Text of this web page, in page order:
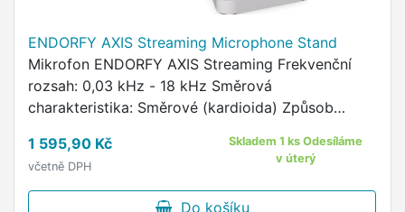
ENDORFY AXIS Streaming Microphone Stand
Mikrofon ENDORFY AXIS Streaming Frekvenční
rozsah: 0,03 kHz - 18 kHz Směrová
charakteristika: Směrové (kardioida) Způsob
kabelu: 2,5 m Typ konektoru: USB-C …
1 595,90 Kč
včetně DPH
Skladem 1 ks Odesíláme
v úterý
Do košíku